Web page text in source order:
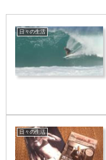
日々の生活
日々の生活